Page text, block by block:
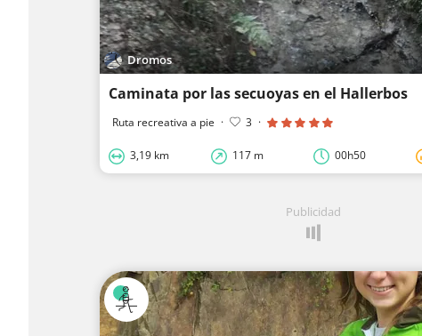
Dromos
Caminata por las secuoyas en el Hallerbos
Ruta recreativa a pie · 3 ·
3,19 km 117 m 00h50
Publicidad